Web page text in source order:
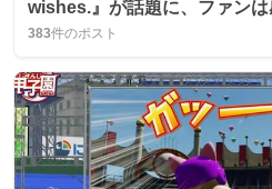
wishes.』が話題に、ファン
383件のポスト